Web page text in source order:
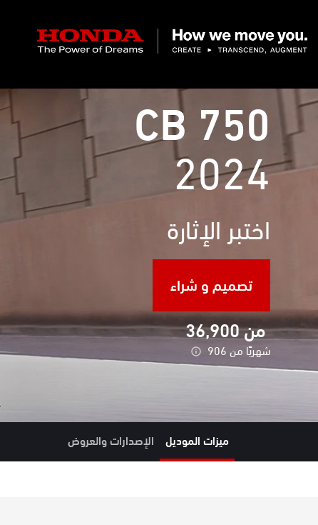
CB 750
2024
اختبر الإثارة
تصميم و شراء
من36,900
شهريًا من906
ميزات الموديل الإصدارات والعروض